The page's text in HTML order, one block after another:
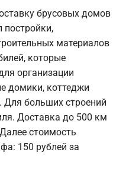
брусовых домов
постройки,
материалов
которые
организации
домики, коттеджи
больших строений
Доставка до 500 км
стоимость
150 рублей за